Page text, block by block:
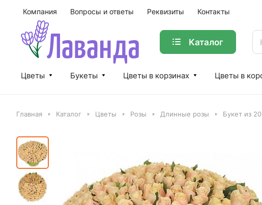
Компания Вопросы и ответы Реквизиты Контакты
Каталог
Цветы Букеты Цветы в корзинах Цветы в
Главная Каталог Цветы Розы Длинные розы Букет из